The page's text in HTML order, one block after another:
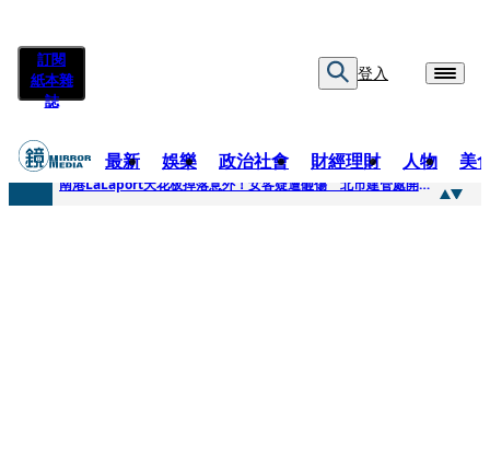
訂閱
紙本雜
誌
登入
最新 娛樂 政治社會 財經理財 人物 美
快訊
南港LaLaport天花板掉落意外！女客疑遭砸傷 北市建管處開罰30萬